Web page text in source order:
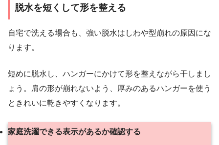
脱水を短くして形を整える
自宅で洗える場合も、強い脱水はしわや型崩れの原因にな
ります。
短めに脱水し、ハンガーにかけて形を整えながら干しまし
ょう。肩の形が崩れないよう、厚みのあるハンガーを使う
ときれいに乾きやすくなります。
家庭洗濯できる表示があるか確認する